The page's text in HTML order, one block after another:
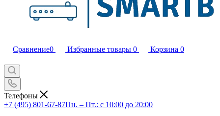
Сравнение0 Избранные товары 0 Корзина 0
Телефоны
+7 (495) 801-67-87Пн. – Пт.: с 10:00 до 20:00